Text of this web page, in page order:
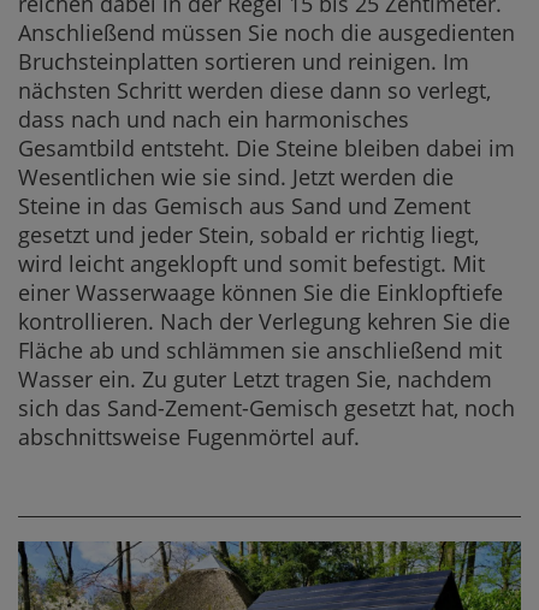
Anschließend müssen Sie noch die ausgedienten
Bruchsteinplatten sortieren und reinigen. Im
nächsten Schritt werden diese dann so verlegt,
dass nach und nach ein harmonisches
Gesamtbild entsteht. Die Steine bleiben dabei im
Wesentlichen wie sie sind. Jetzt werden die
Steine in das Gemisch aus Sand und Zement
gesetzt und jeder Stein, sobald er richtig liegt,
wird leicht angeklopft und somit befestigt. Mit
einer Wasserwaage können Sie die Einklopftiefe
kontrollieren. Nach der Verlegung kehren Sie die
Fläche ab und schlämmen sie anschließend mit
Wasser ein. Zu guter Letzt tragen Sie, nachdem
sich das Sand-Zement-Gemisch gesetzt hat, noch
abschnittsweise Fugenmörtel auf.